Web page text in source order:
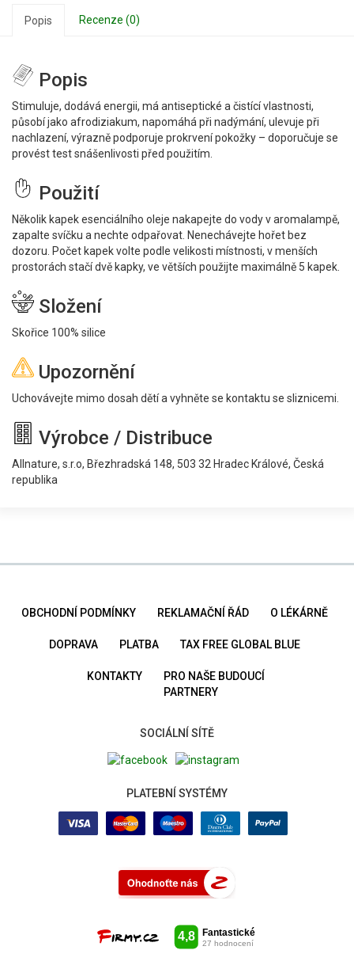
Popis Recenze (0)
Popis
Stimuluje, dodává energii, má antiseptické a čistící vlastnosti,
působí jako afrodiziakum, napomáhá při nadýmání, ulevuje při
nachlazení, výrazně podporuje prokrvení pokožky – doporučuje se
provést test snášenlivosti před použitím.
Použití
Několik kapek esenciálního oleje nakapejte do vody v aromalampě,
zapalte svíčku a nechte odpařovat. Nenechávejte hořet bez
dozoru. Počet kapek volte podle velikosti místnosti, v menších
prostorách stačí dvě kapky, ve větších použijte maximálně 5 kapek.
Složení
Skořice 100% silice
Upozornění
Uchovávejte mimo dosah dětí a vyhněte se kontaktu se sliznicemi.
Výrobce / Distribuce
Allnature, s.r.o, Březhradská 148, 503 32 Hradec Králové, Česká
republika
OBCHODNÍ PODMÍNKY REKLAMAČNÍ ŘÁD O LÉKÁRNĚ
DOPRAVA PLATBA TAX FREE GLOBAL BLUE
KONTAKTY
PRO NAŠE BUDOUCÍ
PARTNERY
SOCIÁLNÍ SÍTĚ
PLATEBNÍ SYSTÉMY